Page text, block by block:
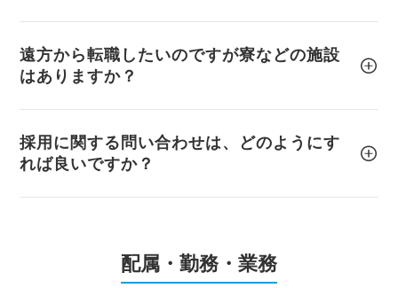
遠方から転職したいのですが寮などの施設
はありますか？
採用に関する問い合わせは、どのようにす
れば良いですか？
配属・勤務・業務